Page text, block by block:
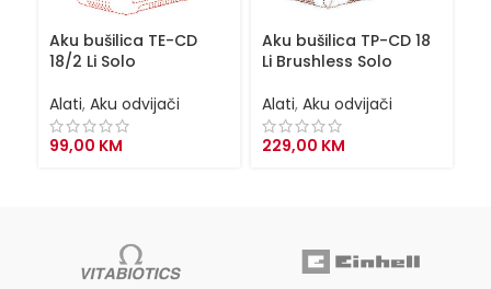
Aku bušilica TE-CD
18/2 Li Solo
Alati, Aku odvijači
99,00 KM
Aku bušilica TP-CD 18
Li Brushless Solo
Alati, Aku odvijači
229,00 KM